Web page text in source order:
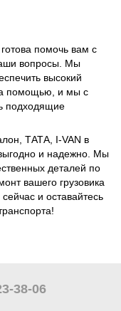
помочь вам с
вопросы. Мы
высокий
помощью, и мы с
подходящие
ТАТА, I-VAN в
и надежно. Мы
деталей по
вашего грузовика
и оставайтесь
38-06